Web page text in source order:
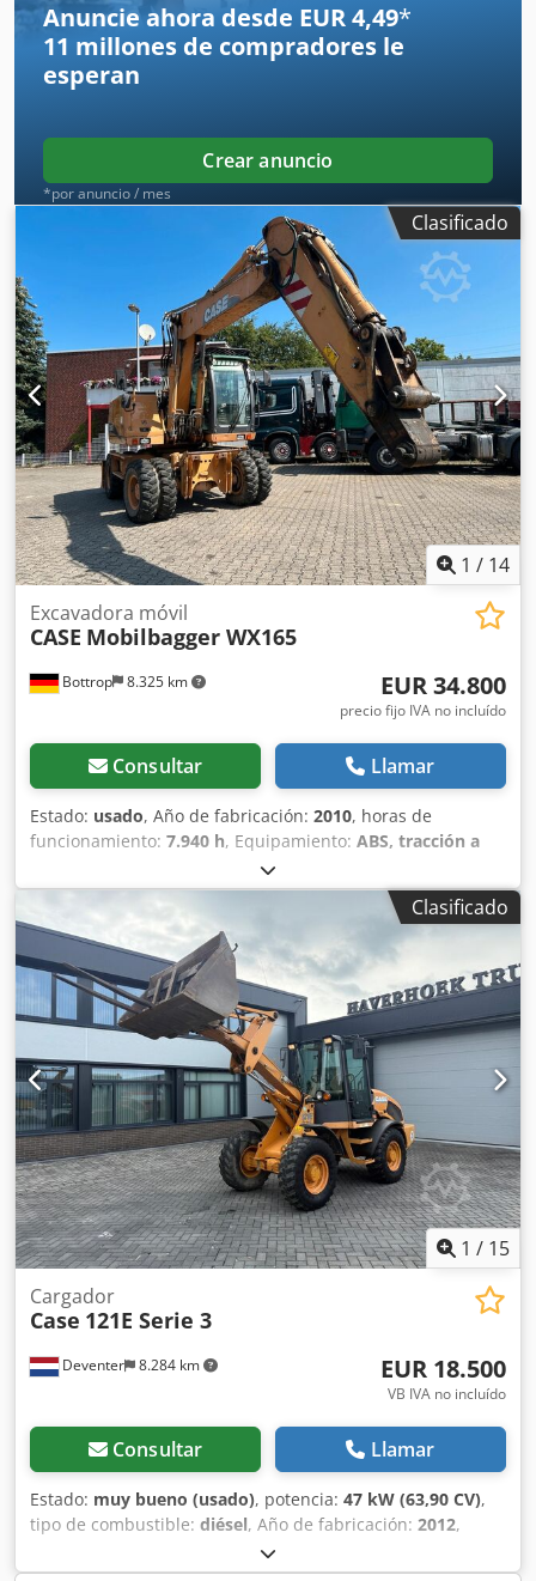
Anuncie ahora desde EUR 4,49*
11 millones de compradores le
esperan
Crear anuncio
*por anuncio / mes
Clasificado
1 / 14
Bottrop 8.325 km
Excavadora móvil
CASE Mobilbagger WX165
EUR 34.800
precio fijo IVA no incluído
Consultar Llamar
Estado: usado, Año de fabricación: 2010, horas de
funcionamiento: 7.940 h, Equipamiento: ABS, tracción a
, MINIESTACIÓN DE EXCAVACIÓN CASE
Tipo: WX165 (Excavadora hidráulica) Número de
homologación: N211 Fabricante del motor: Case Potencia
del motor: 105 kW Horas de funcionamiento: 7940 h Peso
máximo permitido: 18 000 kg Longitud para el transporte:
8,19 m Ancho para el transporte: 1,91 m Altura para el
transporte: 2,89 m Color: Amarillo - Control mediante
joystick - Pala niveladora - Cámara Dedpfjzripcsx Ahuokr
Con gusto le brindamos apoyo también en el ámbito de la
financiación/arrendamiento a través de nuestros socios.
Todos los datos son orientativos. Salvo error y omisión.
Clasificado
1 / 15
Deventer 8.284 km
Cargador
Case 121E Serie 3
EUR 18.500
VB IVA no incluído
Consultar Llamar
Estado: muy bueno (usado), potencia: 47 kW (63,90 CV),
tipo de combustible: diésel, Año de fabricación: 2012,
1.060 h
adicionales = - Control con 2 pedales - Cabina cerrada =